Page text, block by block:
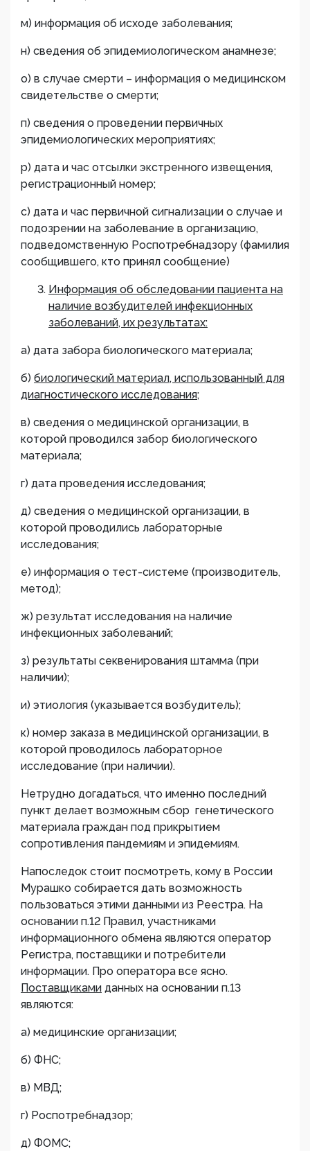
м) информация об исходе заболевания;
н) сведения об эпидемиологическом анамнезе;
о) в случае смерти – информация о медицинском
свидетельстве о смерти;
п) сведения о проведении первичных
эпидемиологических мероприятиях;
р) дата и час отсылки экстренного извещения,
регистрационный номер;
с) дата и час первичной сигнализации о случае и
подозрении на заболевание в организацию,
подведомственную Роспотребнадзору (фамилия
сообщившего, кто принял сообщение)
Информация об обследовании пациента на
наличие возбудителей инфекционных
заболеваний, их результатах:
а) дата забора биологического материала;
б) биологический материал, использованный для
диагностического исследования;
в) сведения о медицинской организации, в
которой проводился забор биологического
материала;
г) дата проведения исследования;
д) сведения о медицинской организации, в
которой проводились лабораторные
исследования;
е) информация о тест-системе (производитель,
метод);
ж) результат исследования на наличие
инфекционных заболеваний;
з) результаты секвенирования штамма (при
наличии);
и) этиология (указывается возбудитель);
к) номер заказа в медицинской организации, в
которой проводилось лабораторное
исследование (при наличии).
Нетрудно догадаться, что именно последний
пункт делает возможным сбор генетического
материала граждан под прикрытием
сопротивления пандемиям и эпидемиям.
Напоследок стоит посмотреть, кому в России
Мурашко собирается дать возможность
пользоваться этими данными из Реестра. На
основании п.12 Правил, участниками
информационного обмена являются оператор
Регистра, поставщики и потребители
информации. Про оператора все ясно.
Поставщиками данных на основании п.13
являются:
а) медицинские организации;
б) ФНС;
в) МВД;
г) Роспотребнадзор;
д) ФОМС;